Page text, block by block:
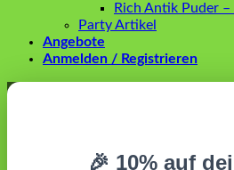
Rich Antik Puder
Party Artikel
Angebote
Anmelden / Registrieren
🎉 10% auf
Anmelden